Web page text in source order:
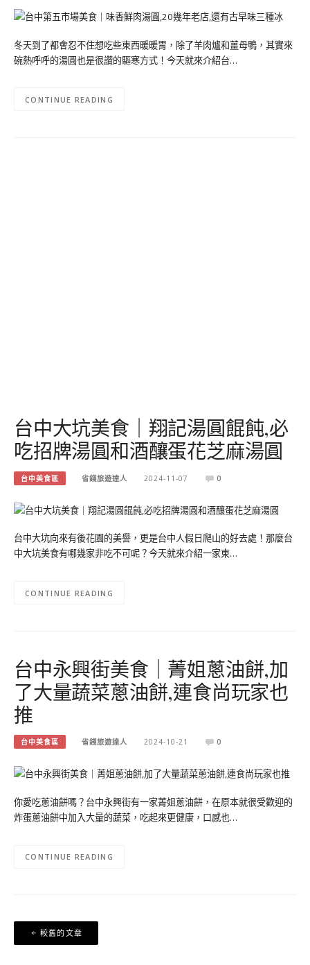
冬天到了都會忍不住想吃些東西暖暖胃，除了羊肉爐和薑母鴨，其實來
碗熱呼呼的湯圓也是很讚的驅寒方式！今天就來介紹台…
CONTINUE READING
台中大坑美食｜翔記湯圓餛飩,必
吃招牌湯圓和酒釀蛋花芝麻湯圓
台中美食區 省錢旅遊達人 2024-11-07 0
台中大坑向來有後花園的美譽，更是台中人假日爬山的好去處！那麼台
中大坑美食有哪幾家非吃不可呢？今天就來介紹一家東…
CONTINUE READING
台中永興街美食｜菁姐蔥油餅,加
了大量蔬菜蔥油餅,連食尚玩家也
推
台中美食區 省錢旅遊達人 2024-10-21 0
你愛吃蔥油餅嗎？台中永興街有一家菁姐蔥油餅，在原本就很受歡迎的
炸蛋蔥油餅中加入大量的蔬菜，吃起來更健康，口感也…
CONTINUE READING
文
章
較舊的文章